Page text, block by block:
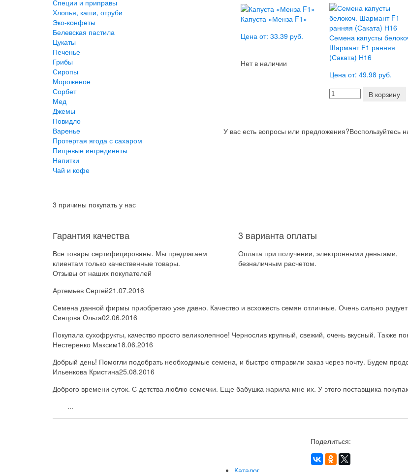
Специи и приправы
Хлопья, каши, отруби
Эко-конфеты
Белевская пастила
Цукаты
Печенье
Грибы
Сиропы
Мороженое
Сорбет
Мед
Джемы
Повидло
Варенье
Протертая ягода с сахаром
Пищевые ингредиенты
Напитки
Чай и кофе
Капуста «Менза F1»
Цена от: 33.39 руб.
Нет в наличии
Семена капусты
Шармант F1 ранняя
(Саката) Н16
Цена от: 49.98 руб.
В корзину
У вас есть вопросы или предложения?Воспользуйтесь
3 причины покупать у нас
Гарантия качества
Все товары сертифицированы. Мы предлагаем
клиентам только качественные товары.
3 варианта оплаты
Оплата при получении, электронными деньгами,
безналичным расчетом.
Отзывы от наших покупателей
Артемьев Сергей21.07.2016
Семена данной фирмы приобретаю уже давно. Качество и всхожесть семян отличные. Очень сильно
Синцова Ольга02.06.2016
Покупала сухофрукты, качество просто великолепное! Чернослив крупный, свежий, очень вкусный.
Нестеренко Максим18.06.2016
Добрый день! Помогли подобрать необходимые семена, и быстро отправили заказ через почту. Будем
Ильенкова Кристина25.08.2016
Доброго времени суток. С детства люблю семечки. Еще бабушка жарила мне их. У этого поставщика
...
Поделиться:
Каталог